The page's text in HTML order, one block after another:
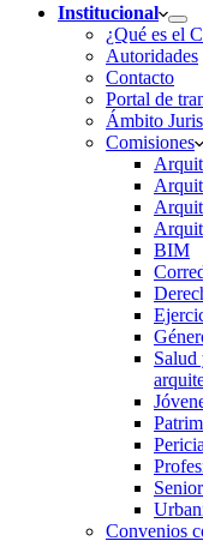
Institucional
¿Qué es el
Autoridades
Contacto
Portal de
Ámbito
Comisiones
BIM
Salud
Convenios